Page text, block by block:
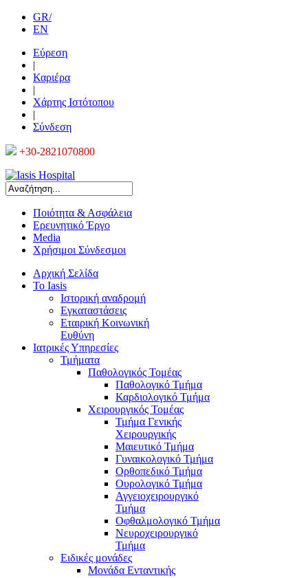
GR/
EN
Εύρεση
|
Καριέρα
|
Χάρτης Ιστότοπου
|
Σύνδεση
+30-2821070800
Ποιότητα & Ασφάλεια
Ερευνητικό Έργο
Media
Χρήσιμοι Σύνδεσμοι
Αρχική Σελίδα
Το Iasis
Ιστορική αναδρομή
Εγκαταστάσεις
Εταιρική Κοινωνική
Ευθύνη
Ιατρικές Υπηρεσίες
Τμήματα
Παθολογικός Τομέας
Παθολογικό Τμήμα
Καρδιολογικό Τμήμα
Χειρουργικός Τομέας
Τμήμα Γενικής
Χειρουργικής
Μαιευτικό Τμήμα
Γυναικολογικό Τμήμα
Ορθοπεδικό Τμήμα
Ουρολογικό Τμήμα
Αγγειοχειρουργικό
Τμήμα
Οφθαλμολογικό Τμήμα
Νευροχειρουργικό
Τμήμα
Ειδικές μονάδες
Μονάδα Ενταντικής